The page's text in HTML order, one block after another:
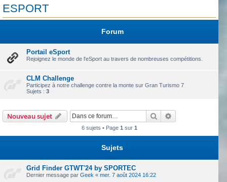
ESPORT
Forum
Portail eSport
Rejoignez le monde de l'eSport au travers de nombreuses compétitions.
CLM Challenge
Participez à notre challenge contre la monte sur Gran Turismo 7
Sujets : 3
Nouveau sujet Rechercher
6 sujets • Page 1 sur 1
Sujets
Grid Finder GTWT'24 by SPORTEC
Dernier message par Geek « mer. 7 août 2024 16:22